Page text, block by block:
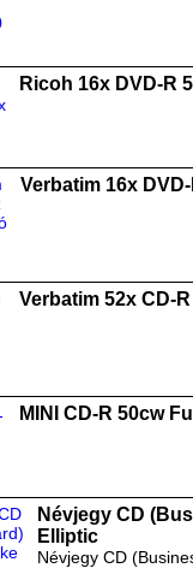
Ricoh 16x DVD-R
Verbatim 16x
Verbatim 52x CD-
MINI CD-R 50cw
Névjegy CD
Elliptic
Névjegy CD